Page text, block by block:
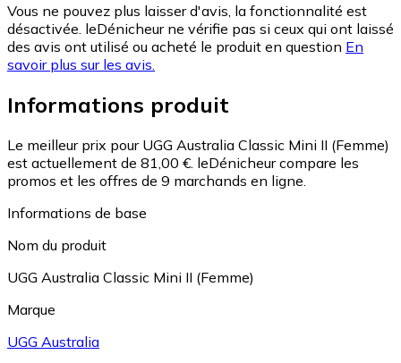
Vous ne pouvez plus laisser d'avis, la fonctionnalité est
désactivée. leDénicheur ne vérifie pas si ceux qui ont laissé
des avis ont utilisé ou acheté le produit en question En
savoir plus sur les avis.
Informations produit
Le meilleur prix pour UGG Australia Classic Mini II (Femme)
est actuellement de 81,00 €. leDénicheur compare les
promos et les offres de 9 marchands en ligne.
Informations de base
Nom du produit
UGG Australia Classic Mini II (Femme)
Marque
UGG Australia